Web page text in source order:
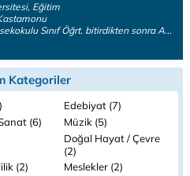
Eğitim
Sınıf Öğrt. bitirdikten sonra A...
Kategoriler
Edebiyat (7)
(6)
Müzik (5)
Doğal Hayat / Çevre
(2)
(2)
Meslekler (2)